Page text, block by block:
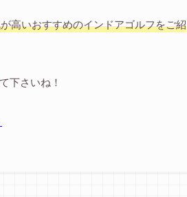
高いおすすめのインドアゴルフをご紹
下さいね！